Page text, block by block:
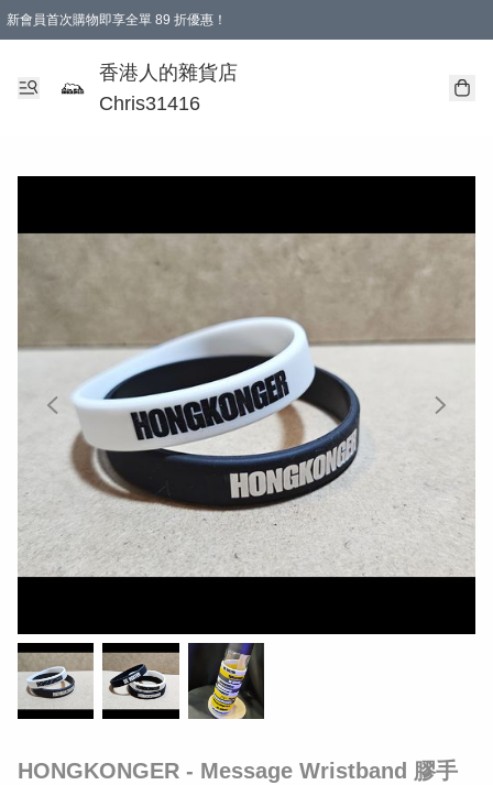
新會員首次購物即享全單 89 折優惠！
購物滿 HKD 499.00即享免運費優惠！（適用於 本地送貨、本地取貨 )
【滿 $300 專屬驚喜：無聲信物（最後一批）】
香港人的雜貨店
Chris31416
HONGKONGER - Message Wristband 膠手